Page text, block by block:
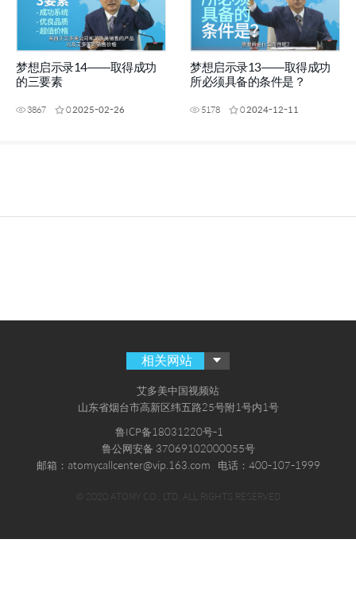
梦想启示录14——取得成功
的三要素
3867 02025-02-26
梦想启示录13——取得成功
所必须具备的条件是？
5178 02024-12-11
相关网站
艾多美中国视频站
山东省烟台市高新区纬五路25号附1号内1号
鲁ICP备18031220号-1
鲁公网安备 37069102000055号
邮箱：atomycallcenter@vip.163.com 电话：400-107-1999
© 2020 ATOMY CO., LTD. ALL RIGHTS RESERVED